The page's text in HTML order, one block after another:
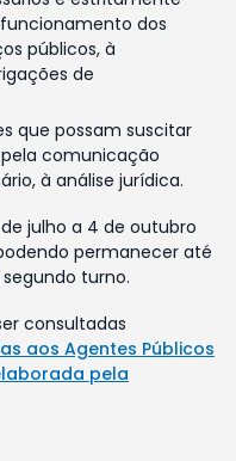
dos
públicos, à
de
que possam suscitar
comunicação
à análise jurídica.
julho a 4 de outubro
permanecer até
turno.
consultadas
aos Agentes Públicos
pela